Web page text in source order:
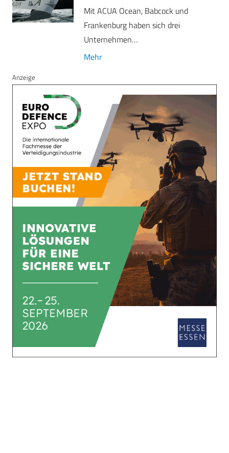
Mit ACUA Ocean, Babcock und
Frankenburg haben sich drei
Unternehmen…
Mehr
Anzeige